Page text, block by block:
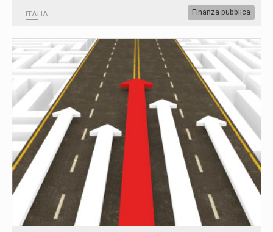
ITALIA Finanza pubblica